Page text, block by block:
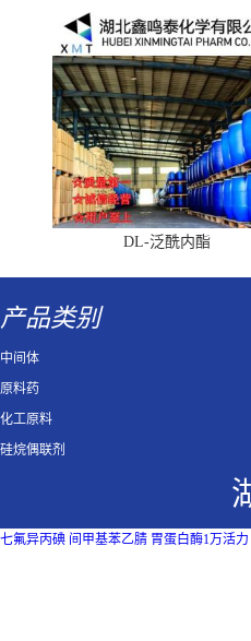
DL-泛酰内酯
产品类别
中间体
原料药
化工原料
硅烷偶联剂
七氟异丙碘 间甲基苯乙腈 胃蛋白酶1万活力